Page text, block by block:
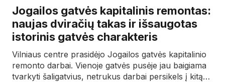
Jogailos gatvės kapitalinis remontas:
naujas dviračių takas ir išsaugotas
istorinis gatvės charakteris
Vilniaus centre prasidėjo Jogailos gatvės kapitalinio
remonto darbai. Vienoje gatvės pusėje jau baigiama
tvarkyti šaligatvius, netrukus darbai persikels į kitą…